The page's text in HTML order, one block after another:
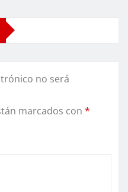
no será
marcados con *